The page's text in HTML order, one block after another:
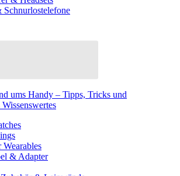
Schnurlostelefone
ums Handy – Tipps, Tricks und
Wearables
& Adapter